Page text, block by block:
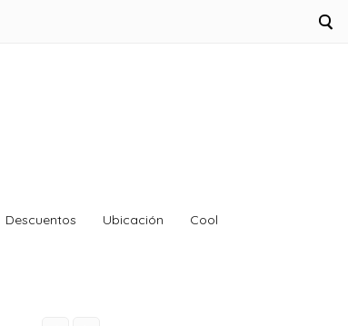
Descuentos Ubicación Cool